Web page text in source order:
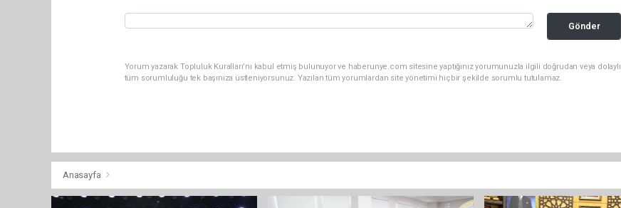
Gönder
Yorum yazarak Topluluk Kuralları’nı kabul etmiş bulunuyor ve haberunye.com sitesine yaptığınız yorumunuzla ilgili doğrudan veya dolaylı
tüm sorumluluğu tek başınıza üstleniyorsunuz. Yazılan tüm yorumlardan site yönetimi hiçbir şekilde sorumlu tutulamaz.
Anasayfa